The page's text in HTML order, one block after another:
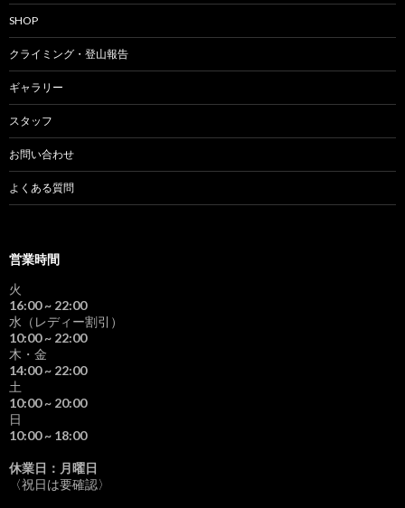
SHOP
クライミング・登山報告
ギャラリー
スタッフ
お問い合わせ
よくある質問
営業時間
火
16:00~ 22:00
水（レディー割引）
10:00~ 22:00
木・金
14:00~ 22:00
土
10:00~ 20:00
日
10:00~ 18:00
休業日：月曜日
〈祝日は要確認〉